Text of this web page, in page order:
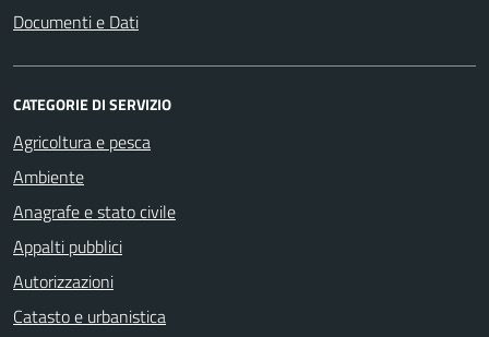
Documenti e Dati
CATEGORIE DI SERVIZIO
Agricoltura e pesca
Ambiente
Anagrafe e stato civile
Appalti pubblici
Autorizzazioni
Catasto e urbanistica